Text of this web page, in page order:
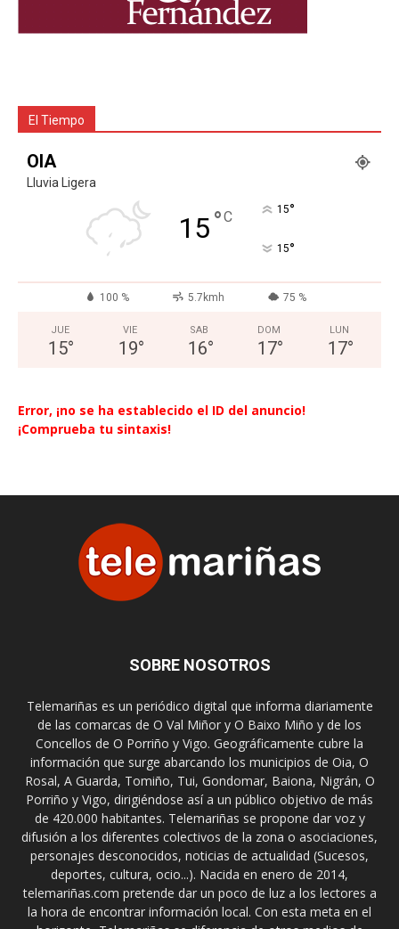
El Tiempo
OIA
Lluvia Ligera
15°C 15°
15°
100 % 5.7kmh 75 %
JUE
15°
VIE
19°
SAB
16°
DOM
17°
LUN
17°
Error, ¡no se ha establecido el ID del anuncio!
¡Comprueba tu sintaxis!
SOBRE NOSOTROS
Telemariñas es un periódico digital que informa diariamente
de las comarcas de O Val Miñor y O Baixo Miño y de los
Concellos de O Porriño y Vigo. Geográficamente cubre la
información que surge abarcando los municipios de Oia, O
Rosal, A Guarda, Tomiño, Tui, Gondomar, Baiona, Nigrán, O
Porriño y Vigo, dirigiéndose así a un público objetivo de más
de 420.000 habitantes. Telemariñas se propone dar voz y
difusión a los diferentes colectivos de la zona o asociaciones,
personajes desconocidos, noticias de actualidad (Sucesos,
deportes, cultura, ocio...). Nacida en enero de 2014,
telemariñas.com pretende dar un poco de luz a los lectores a
la hora de encontrar información local. Con esta meta en el